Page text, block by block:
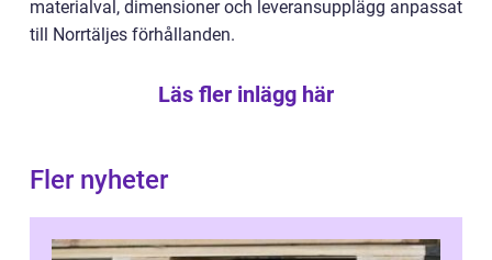
materialval, dimensioner och leveransupplägg anpassat
till Norrtäljes förhållanden.
Läs fler inlägg här
Fler nyheter